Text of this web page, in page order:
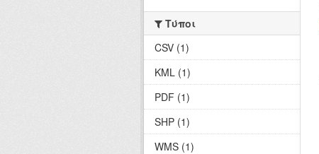
Τύποι
CSV (1)
KML (1)
PDF (1)
SHP (1)
WMS (1)